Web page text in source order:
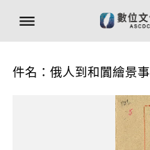
件名：俄人到和闐繪景事